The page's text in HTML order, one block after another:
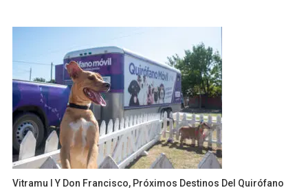
Vitramu I Y Don Francisco, Próximos Destinos Del Quirófano